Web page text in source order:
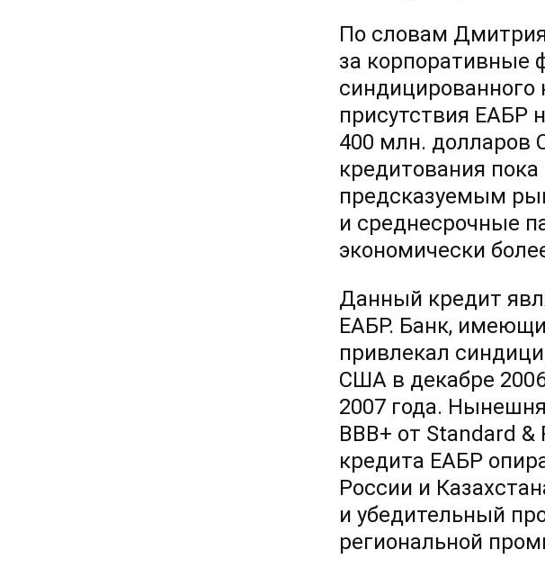
По словам
за корпоративные
синдицированного
присутствия ЕАБР
400 млн. долларов
кредитования
предсказуемым
и среднесрочные
экономически
Данный кредит
ЕАБР. Банк,
привлекал
США в декабре
2007 года.
BBB+ от Standard
кредита ЕАБР
России и
и убедительный
региональной